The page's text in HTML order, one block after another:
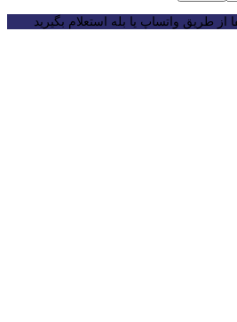
از طریق واتساپ یا بله استعلام بگیرید